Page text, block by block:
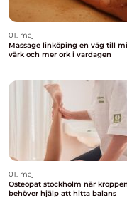
01. maj
Massage linköping en väg till mindre
värk och mer ork i vardagen
01. maj
Osteopat stockholm när kroppen
behöver hjälp att hitta balans